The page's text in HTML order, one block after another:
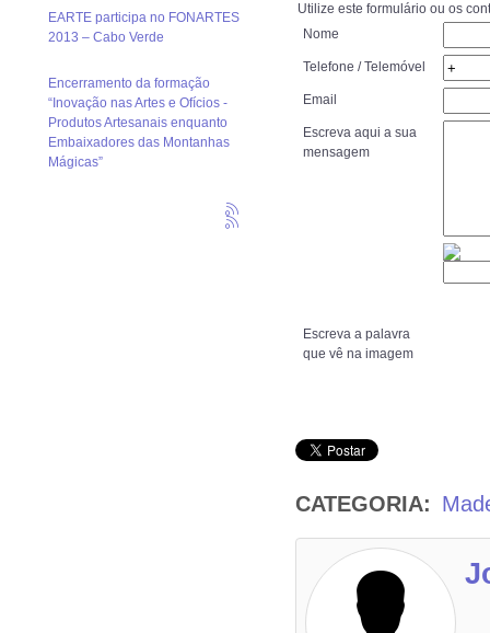
EARTE participa no FONARTES
2013 – Cabo Verde
Encerramento da formação
“Inovação nas Artes e Ofícios -
Produtos Artesanais enquanto
Embaixadores das Montanhas
Mágicas”
Utilize este formulário ou os
Nome
Telefone / Telemóvel
Email
Escreva aqui a sua
mensagem
Escreva a palavra
que vê na imagem
CATEGORIA: